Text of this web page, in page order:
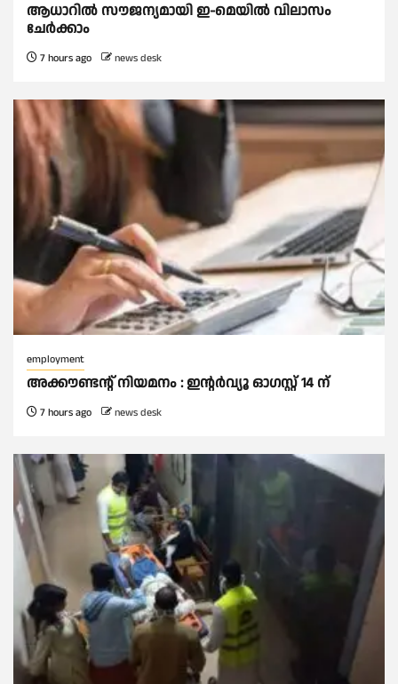
ആധാറിൽ സൗജന്യമായി ഇ-മെയിൽ വിലാസം
ചേർക്കാം
7 hours ago news desk
employment
അക്കൗണ്ടന്റ് നിയമനം : ഇൻ്റർവ്യൂ ഓഗസ്റ്റ് 14 ന്
7 hours ago news desk